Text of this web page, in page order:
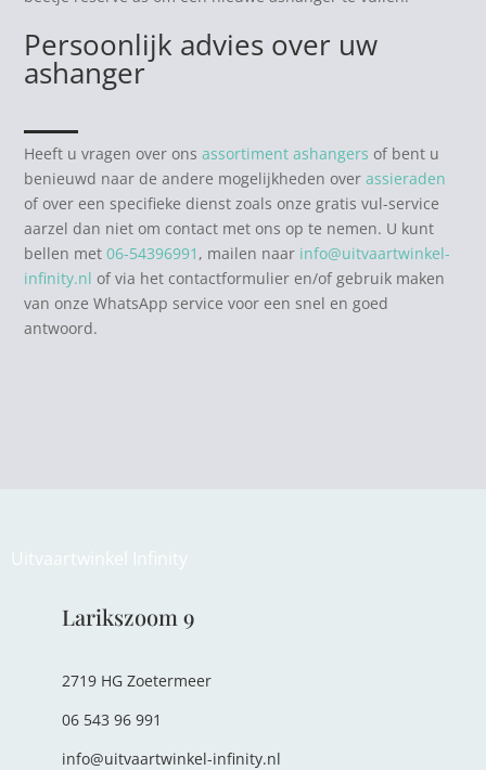
Persoonlijk advies over uw
ashanger
Heeft u vragen over onsassortiment ashangers of bent u
benieuwd naar de andere mogelijkheden overassieraden
of over een specifieke dienst zoals onze gratis vul-service
aarzel dan niet om contact met ons op te nemen. U kunt
bellen met06-54396991 , mailen naar info@uitvaartwinkel-
infinity.nl of via het contactformulier en/of gebruik maken
van onze WhatsApp service voor een snel en goed
antwoord.
Uitvaartwinkel Infinity
Larikszoom 9
2719 HG Zoetermeer
06 543 96 991
info@uitvaartwinkel-infinity.nl